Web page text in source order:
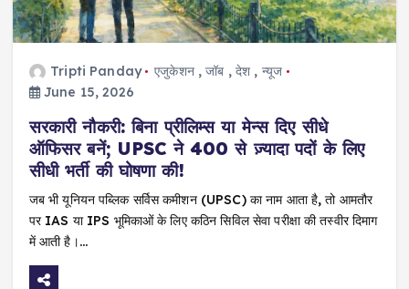
Tripti Panday एजुकेशन,जॉब ,देश , न्यूज
June 15, 2026
सरकारी नौकरी: बिना प्रीलिम्स या मेन्स दिए सीधे
ऑफिसर बनें; UPSC ने 400 से ज़्यादा पदों के लिए
सीधी भर्ती की घोषणा की!
जब भी यूनियन पब्लिक सर्विस कमीशन (UPSC) का नाम आता है, तो आमतौर
पर IAS या IPS भूमिकाओं के लिए कठिन सिविल सेवा परीक्षा की तस्वीर दिमाग
में आती है।…